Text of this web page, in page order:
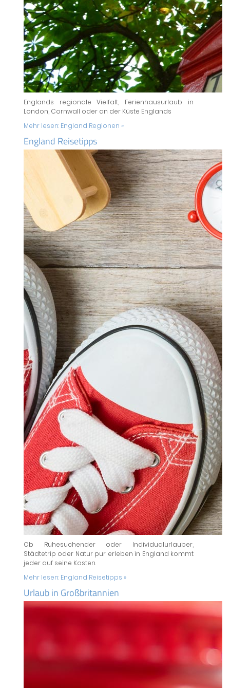
Englands regionale Vielfalt, Ferienhausurlaub in
London, Cornwall oder an der Küste Englands
Mehr lesen: England Regionen »
England Reisetipps
Ob Ruhesuchender oder Individualurlauber,
Städtetrip oder Natur pur erleben in England kommt
jeder auf seine Kosten.
Mehr lesen: England Reisetipps »
Urlaub in Großbritannien